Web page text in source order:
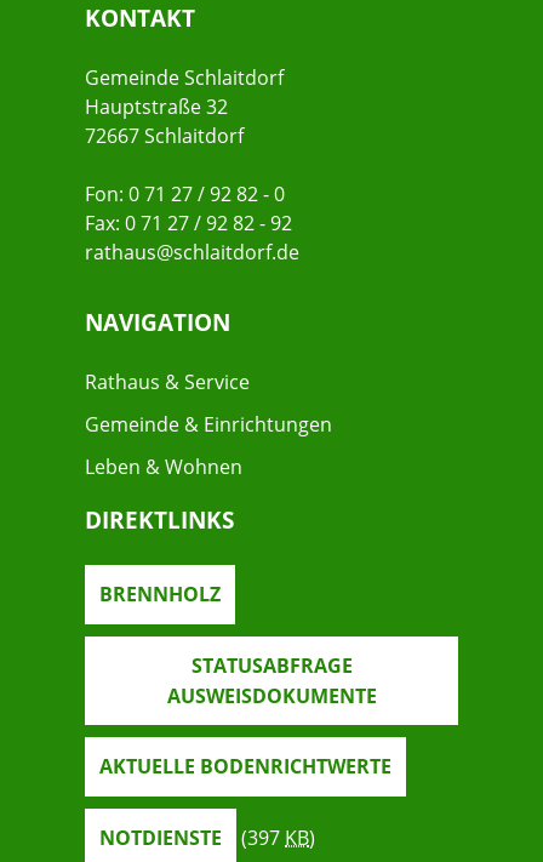
KONTAKT
Gemeinde Schlaitdorf
Hauptstraße 32
72667 Schlaitdorf
Fon: 0 71 27 / 92 82 - 0
Fax: 0 71 27 / 92 82 - 92
rathaus@schlaitdorf.de
NAVIGATION
Rathaus & Service
Gemeinde & Einrichtungen
Leben & Wohnen
DIREKTLINKS
BRENNHOLZ
STATUSABFRAGE
AUSWEISDOKUMENTE
AKTUELLE BODENRICHTWERTE
NOTDIENSTE (397 KB)